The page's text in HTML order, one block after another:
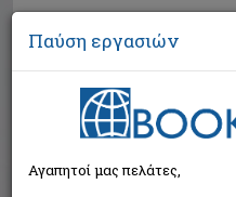
Αναζήτηση
Παύση εργασιών
Αγαπητοί μας πελάτες,